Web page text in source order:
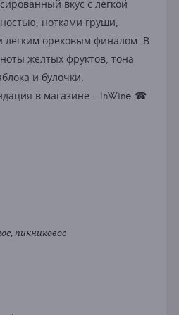
вкус с легкой
нотками груши,
легким ореховым финалом. В
желтых фруктов, тона
и булочки.
в магазине - InWine ☎
пикниковое